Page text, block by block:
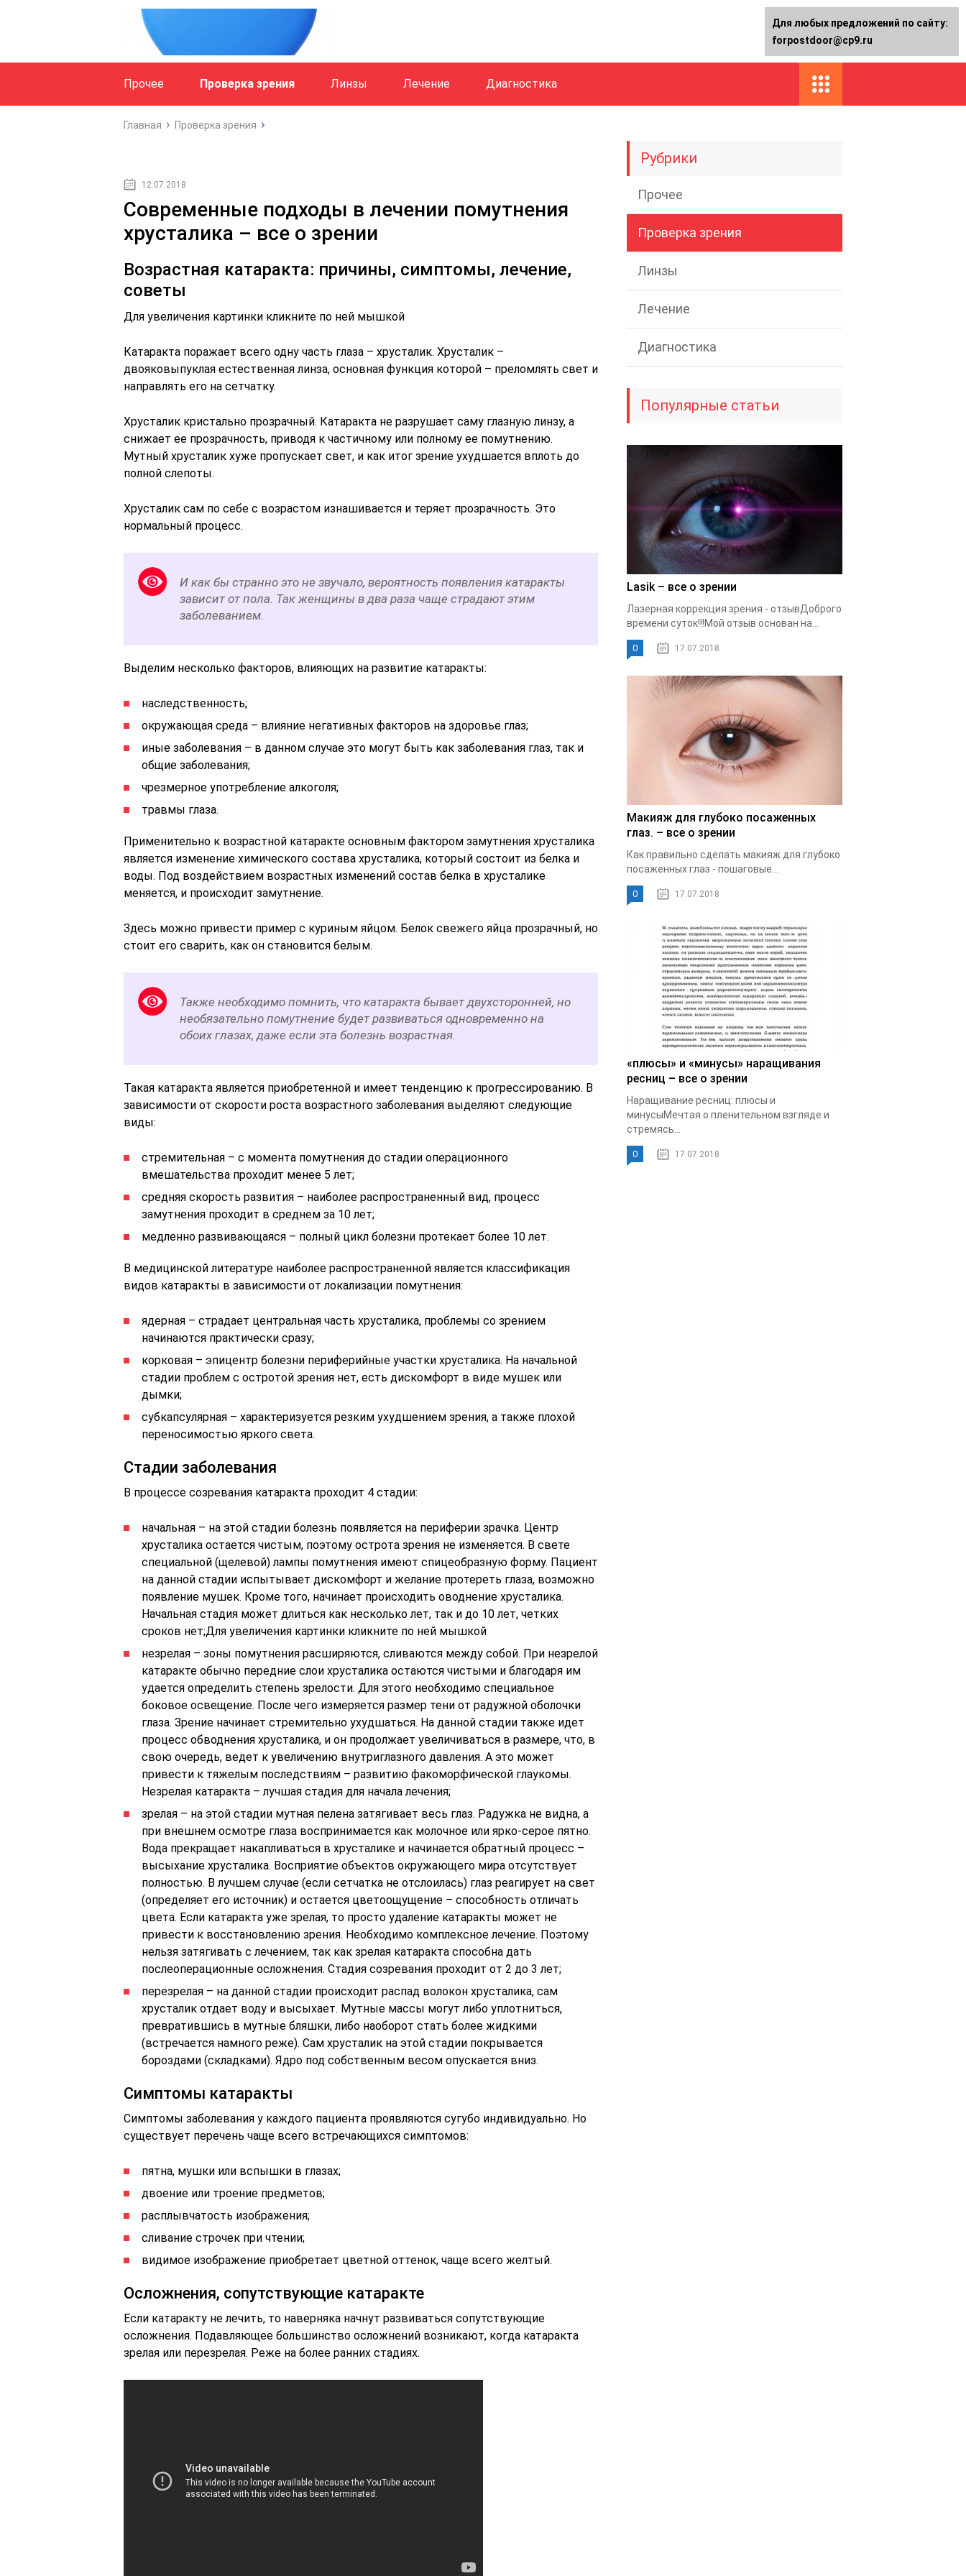
Прочее Проверка зрения Линзы Лечение Диагностика
Главная Проверка зрения
12.07.2018
Современные подходы в лечении помутнения
хрусталика – все о зрении
Возрастная катаракта: причины, симптомы, лечение,
советы
Для увеличения картинки кликните по ней мышкой
Катаракта поражает всего одну часть глаза – хрусталик. Хрусталик –
двояковыпуклая естественная линза, основная функция которой – преломлять свет и
направлять его на сетчатку.
Хрусталик кристально прозрачный. Катаракта не разрушает саму глазную линзу, а
снижает ее прозрачность, приводя к частичному или полному ее помутнению.
Мутный хрусталик хуже пропускает свет, и как итог зрение ухудшается вплоть до
полной слепоты.
Хрусталик сам по себе с возрастом изнашивается и теряет прозрачность. Это
нормальный процесс.
И как бы странно это не звучало, вероятность появления катаракты
зависит от пола. Так женщины в два раза чаще страдают этим
заболеванием.
Выделим несколько факторов, влияющих на развитие катаракты:
наследственность;
окружающая среда – влияние негативных факторов на здоровье глаз;
иные заболевания – в данном случае это могут быть как заболевания глаз, так и
общие заболевания;
чрезмерное употребление алкоголя;
травмы глаза.
Применительно к возрастной катаракте основным фактором замутнения хрусталика
является изменение химического состава хрусталика, который состоит из белка и
воды. Под воздействием возрастных изменений состав белка в хрусталике
меняется, и происходит замутнение.
Здесь можно привести пример с куриным яйцом. Белок свежего яйца прозрачный, но
стоит его сварить, как он становится белым.
Также необходимо помнить, что катаракта бывает двухсторонней, но
необязательно помутнение будет развиваться одновременно на
обоих глазах, даже если эта болезнь возрастная.
Такая катаракта является приобретенной и имеет тенденцию к прогрессированию. В
зависимости от скорости роста возрастного заболевания выделяют следующие
виды:
стремительная – с момента помутнения до стадии операционного
вмешательства проходит менее 5 лет;
средняя скорость развития – наиболее распространенный вид, процесс
замутнения проходит в среднем за 10 лет;
медленно развивающаяся – полный цикл болезни протекает более 10 лет.
В медицинской литературе наиболее распространенной является классификация
видов катаракты в зависимости от локализации помутнения:
ядерная – страдает центральная часть хрусталика, проблемы со зрением
начинаются практически сразу;
корковая – эпицентр болезни периферийные участки хрусталика. На начальной
стадии проблем с остротой зрения нет, есть дискомфорт в виде мушек или
дымки;
субкапсулярная – характеризуется резким ухудшением зрения, а также плохой
переносимостью яркого света.
Стадии заболевания
В процессе созревания катаракта проходит 4 стадии:
начальная – на этой стадии болезнь появляется на периферии зрачка. Центр
хрусталика остается чистым, поэтому острота зрения не изменяется. В свете
специальной (щелевой) лампы помутнения имеют спицеобразную форму. Пациент
на данной стадии испытывает дискомфорт и желание протереть глаза, возможно
появление мушек. Кроме того, начинает происходить оводнение хрусталика.
Начальная стадия может длиться как несколько лет, так и до 10 лет, четких
сроков нет;Для увеличения картинки кликните по ней мышкой
незрелая – зоны помутнения расширяются, сливаются между собой. При незрелой
катаракте обычно передние слои хрусталика остаются чистыми и благодаря им
удается определить степень зрелости. Для этого необходимо специальное
боковое освещение. После чего измеряется размер тени от радужной оболочки
глаза. Зрение начинает стремительно ухудшаться. На данной стадии также идет
процесс обводнения хрусталика, и он продолжает увеличиваться в размере, что, в
свою очередь, ведет к увеличению внутриглазного давления. А это может
привести к тяжелым последствиям – развитию факоморфической глаукомы.
Незрелая катаракта – лучшая стадия для начала лечения;
зрелая – на этой стадии мутная пелена затягивает весь глаз. Радужка не видна, а
при внешнем осмотре глаза воспринимается как молочное или ярко-серое пятно.
Вода прекращает накапливаться в хрусталике и начинается обратный процесс –
высыхание хрусталика. Восприятие объектов окружающего мира отсутствует
полностью. В лучшем случае (если сетчатка не отслоилась) глаз реагирует на свет
(определяет его источник) и остается цветоощущение – способность отличать
цвета. Если катаракта уже зрелая, то просто удаление катаракты может не
привести к восстановлению зрения. Необходимо комплексное лечение. Поэтому
нельзя затягивать с лечением, так как зрелая катаракта способна дать
послеоперационные осложнения. Стадия созревания проходит от 2 до 3 лет;
перезрелая – на данной стадии происходит распад волокон хрусталика, сам
хрусталик отдает воду и высыхает. Мутные массы могут либо уплотниться,
превратившись в мутные бляшки, либо наоборот стать более жидкими
(встречается намного реже). Сам хрусталик на этой стадии покрывается
бороздами (складками). Ядро под собственным весом опускается вниз.
Симптомы катаракты
Симптомы заболевания у каждого пациента проявляются сугубо индивидуально. Но
существует перечень чаще всего встречающихся симптомов:
пятна, мушки или вспышки в глазах;
двоение или троение предметов;
расплывчатость изображения;
сливание строчек при чтении;
видимое изображение приобретает цветной оттенок, чаще всего желтый.
Осложнения, сопутствующие катаракте
Если катаракту не лечить, то наверняка начнут развиваться сопутствующие
осложнения. Подавляющее большинство осложнений возникают, когда катаракта
зрелая или перезрелая. Реже на более ранних стадиях.
Рубрики
Прочее
Проверка зрения
Линзы
Лечение
Диагностика
Популярные статьи
Lasik – все о зрении
Лазерная коррекция зрения - отзывДоброго
времени суток!!!Мой отзыв основан на...
0 17.07.2018
Макияж для глубоко посаженных
глаз. – все о зрении
Как правильно сделать макияж для глубоко
посаженных глаз - пошаговые...
0 17.07.2018
«плюсы» и «минусы» наращивания
ресниц – все о зрении
Наращивание ресниц: плюсы и
минусыМечтая о пленительном взгляде и
стремясь...
0 17.07.2018
Для любых предложений по сайту:
forpostdoor@cp9.ru